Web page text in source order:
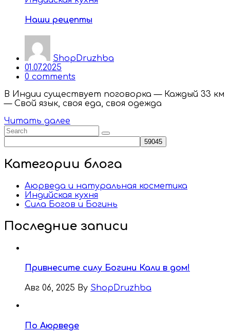
Наши рецепты
ShopDruzhba
Posted
on
01.07.2025
0 comments
В Индии существует поговорка — Каждый 33 км
— Свой язык, своя еда, своя одежда
Читать далее
Категории блога
Аюрведа и натуральная косметика
Индийская кухня
Сила Богов и Богинь
Последние записи
Привнесите силу Богини Кали в дом!
Авг 06, 2025 By ShopDruzhba
По Аюрведе